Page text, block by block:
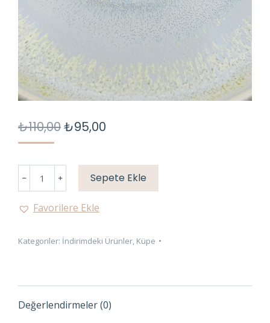
₺110,00₺95,00
SLOGAN
adet
Sepete Ekle
Favorilere Ekle
Kategoriler: İndirimdeki Ürünler, Küpe
Değerlendirmeler (0)